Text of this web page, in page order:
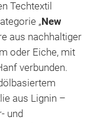
Techtextil
„New
aus nachhaltiger
oder Eiche, mit
verbunden.
aus Lignin –
und